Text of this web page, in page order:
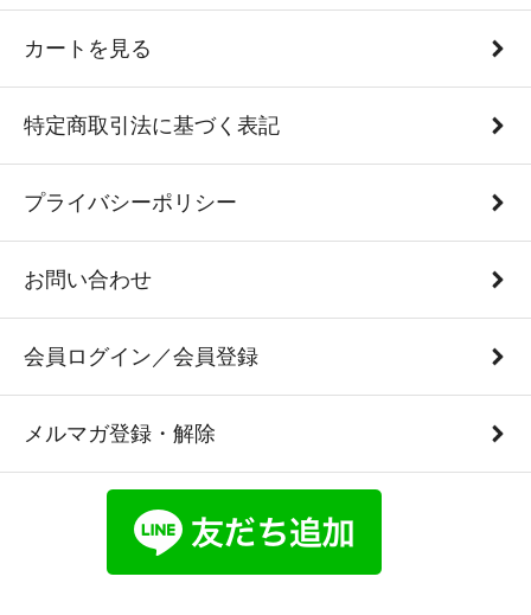
カートを見る
特定商取引法に基づく表記
プライバシーポリシー
お問い合わせ
会員ログイン／会員登録
メルマガ登録・解除